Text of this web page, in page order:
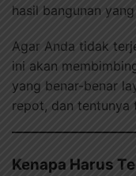
hasil bangunan
Agar Anda tidak
ini akan
yang benar-benar
repot, dan tentunya
Kenapa Harus